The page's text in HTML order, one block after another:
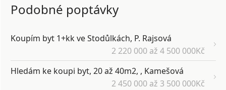
Podobné poptávky
Koupím byt 1+kk ve Stodůlkách, P. Rajsová
2 220 000 až 4 500 000Kč
Hledám ke koupi byt, 20 až 40m2, , Kamešová
2 450 000 až 3 500 000Kč